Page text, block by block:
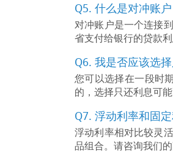
Q5. 什么是对冲账户
对冲账户是一个连接
省支付给银行的贷款
Q6. 我是否应该选
您可以选择在一段时
的，选择只还利息可
Q7. 浮动利率和固
浮动利率相对比较灵
品组合。请咨询我们